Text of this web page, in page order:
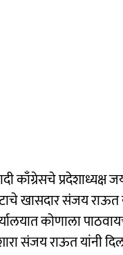
काँग्रेसचे
खासदार संजय
कोणाला
संजय राऊत यांनी